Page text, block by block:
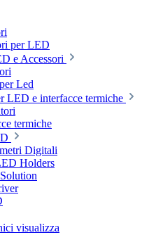
per LED
e Accessori
Led
LED e interfacce termiche
termiche
Digitali
Holders
visualizza